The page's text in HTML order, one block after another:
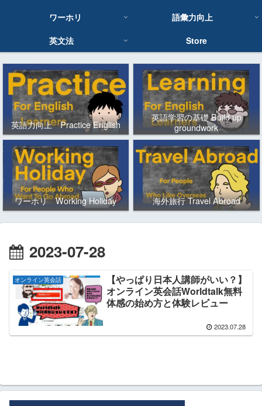
ワーホリ
語彙力向上
英文法
Store
英語力向上 Practice English
英語学習の基礎 Build up
groundwork
ワーホリ Working Holiday 海外旅行 Travel Abroad
2023-07-28
オンライン英会話
【やっぱり日本人講師がいい？】
オンライン英会話Worldtalk無料
体感の始め方と体験レビュー
2023.07.28